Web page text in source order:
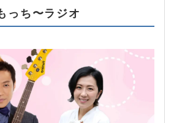
ち〜ラジオ